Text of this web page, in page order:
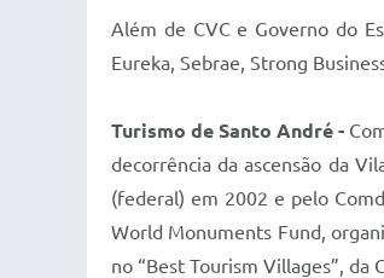
Além de CVC e Governo do
Eureka, Sebrae, Strong
Turismo de Santo André -
decorrência da ascensão da
(federal) em 2002 e pelo
World Monuments Fund,
no “Best Tourism Villages”, da